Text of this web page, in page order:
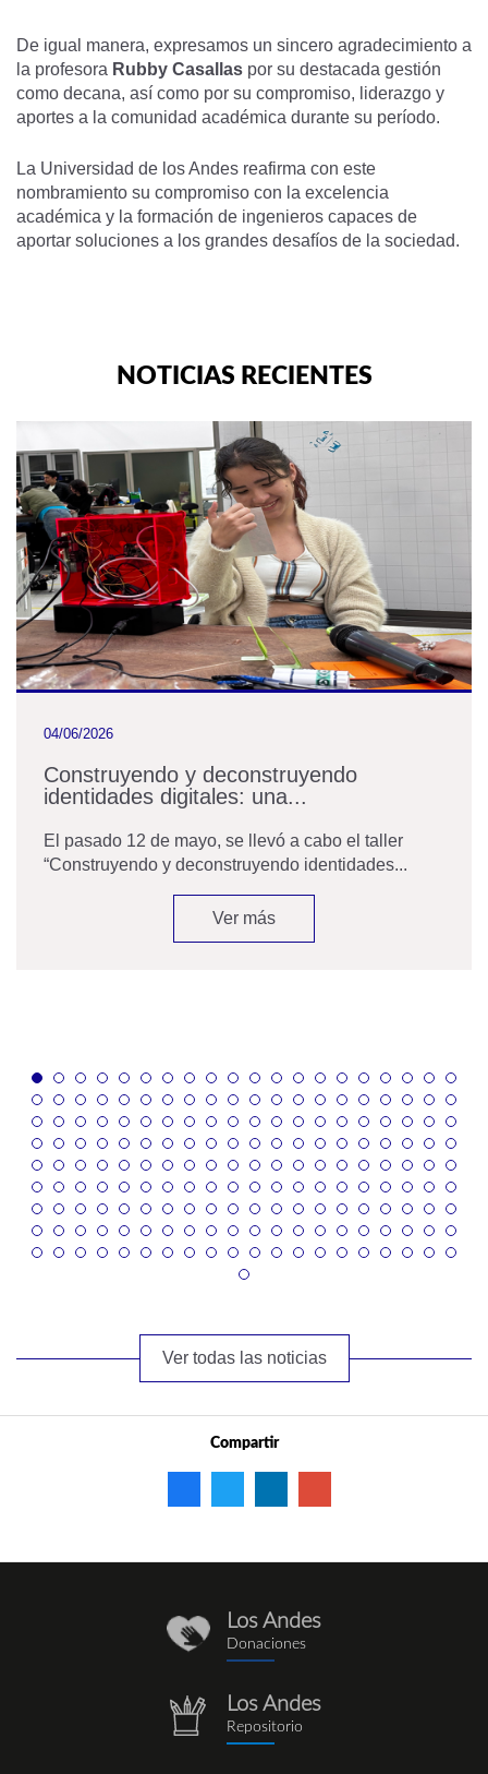
De igual manera, expresamos un sincero agradecimiento a
la profesora Rubby Casallas por su destacada gestión
como decana, así como por su compromiso, liderazgo y
aportes a la comunidad académica durante su período.
La Universidad de los Andes reafirma con este
nombramiento su compromiso con la excelencia
académica y la formación de ingenieros capaces de
aportar soluciones a los grandes desafíos de la sociedad.
NOTICIAS RECIENTES
04/06/2026
Construyendo y deconstruyendo
identidades digitales: una...
El pasado 12 de mayo, se llevó a cabo el taller
“Construyendo y deconstruyendo identidades...
Ver más
Ver todas las noticias
Compartir
donaciones_1.png
Los Andes
Donaciones
repositorio.png
Los Andes
Repositorio